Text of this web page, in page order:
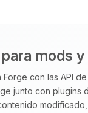
mods y
con las API
junto con plugins